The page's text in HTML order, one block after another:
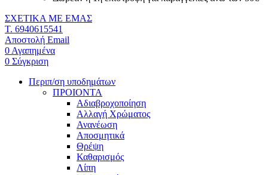
ΣΧΕΤΙΚΑ ΜΕ ΕΜΑΣ
T. 6940615541
Αποστολή Email
0 Αγαπημένα
0 Σύγκριση
Περιπ/ση υποδημάτων
ΠΡΟΙΟΝΤΑ
Αδιαβροχοποίηση
Αλλαγή Χρώματος
Ανανέωση
Αποσμητικά
Θρέψη
Καθαρισμός
Λίπη